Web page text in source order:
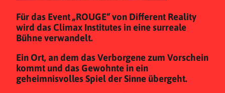
Für das Event „ROUGE“ von Different Reality
wird das Climax Institutes in eine surreale
Bühne verwandelt.
Ein Ort, an dem das Verborgene zum Vorschein
kommt und das Gewohnte in ein
geheimnisvolles Spiel der Sinne übergeht.